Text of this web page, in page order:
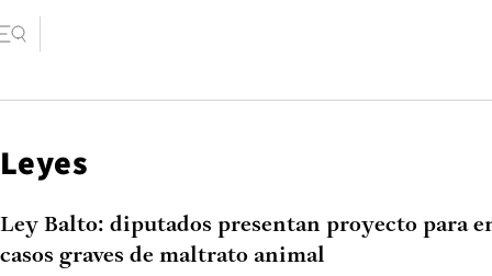
Leyes
Ley Balto: diputados presentan proyecto para
casos graves de maltrato animal